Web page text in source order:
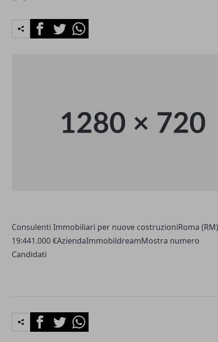
FacebookTwitterWhatsapp
Consulenti Immobiliari per nuove costruzioniRoma
19:441.000 €AziendaImmobildreamMostra numero
Candidati
FacebookTwitterWhatsapp